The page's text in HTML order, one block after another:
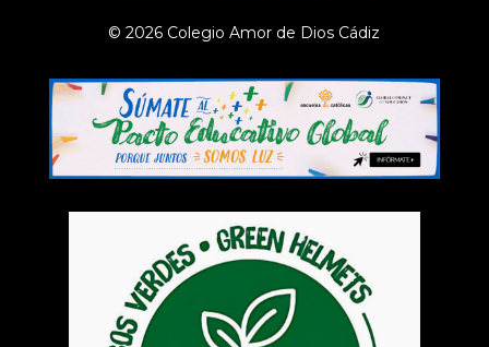
© 2026 Colegio Amor de Dios Cádiz